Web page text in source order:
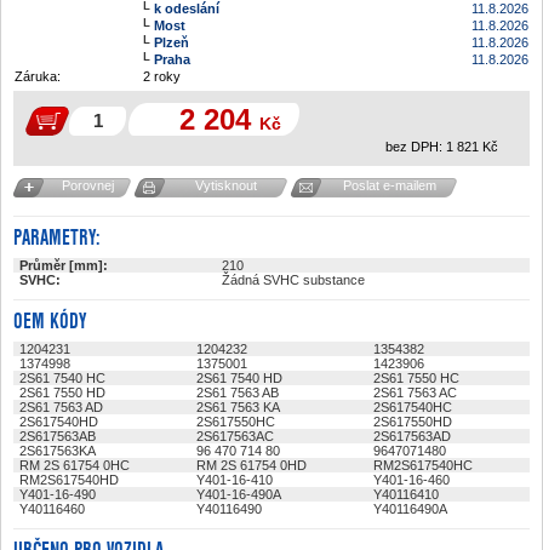
k odeslání
11.8.2026
Most
11.8.2026
Plzeň
11.8.2026
Praha
11.8.2026
Záruka:
2 roky
2 204 Kč
bez DPH: 1 821 Kč
Porovnej Vytisknout Poslat e-mailem
PARAMETRY:
Průměr [mm]:
210
SVHC:
Žádná SVHC substance
OEM KÓDY
1204231 1204232
1354382
1374998
1375001
1423906
2S61 7540 HC
2S61 7540 HD
2S61 7550 HC
2S61 7550 HD
2S61 7563 AB
2S61 7563 AC
2S61 7563 AD
2S61 7563 KA
2S617540HC
2S617540HD
2S617550HC
2S617550HD
2S617563AB
2S617563AC
2S617563AD
2S617563KA
96 470 714 80
9647071480
RM 2S 61754 0HC
RM 2S 61754 0HD
RM2S617540HC
RM2S617540HD
Y401-16-410
Y401-16-460
Y401-16-490
Y401-16-490A
Y40116410
Y40116460
Y40116490 Y40116490A